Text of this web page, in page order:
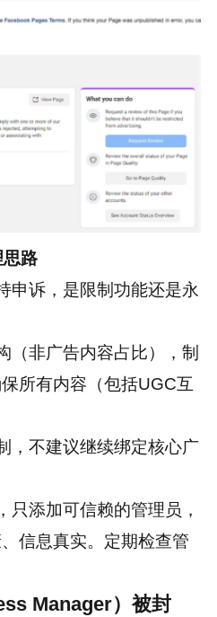
路
申诉，是限制功能还是永
（非广告内容占比），制
所有内容（包括UGC互
，不建议继续绑定核心广
只添加可信赖的管理员，
信息真实。定期检查管
Manager）被封